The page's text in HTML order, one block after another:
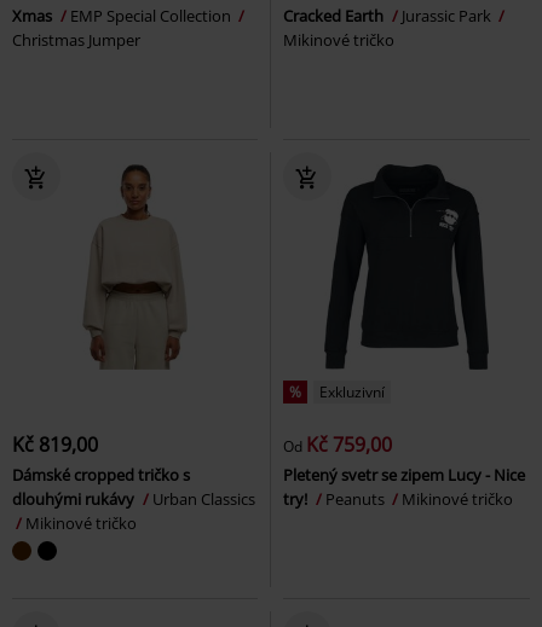
Xmas
EMP Special Collection
Christmas Jumper
Cracked Earth
Jurassic Park
Mikinové tričko
Kč 819,00
Dámské cropped tričko s
dlouhými rukávy
Urban Classics
Mikinové tričko
% Exkluzivní
Od Kč 759,00
Pletený svetr se zipem Lucy - Nice
try!
Peanuts Mikinové tričko